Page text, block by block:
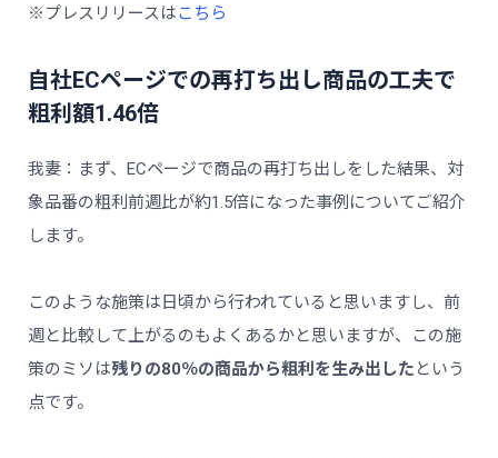
※プレスリリースはこちら
自社ECページでの再打ち出し商品の工夫で
粗利額1.46倍
我妻：まず、ECページで商品の再打ち出しをした結果、対
象品番の粗利前週比が約1.5倍になった事例についてご紹介
します。
このような施策は日頃から行われていると思いますし、前
週と比較して上がるのもよくあるかと思いますが、この施
策のミソは残りの80％の商品から粗利を生み出した という
点です。